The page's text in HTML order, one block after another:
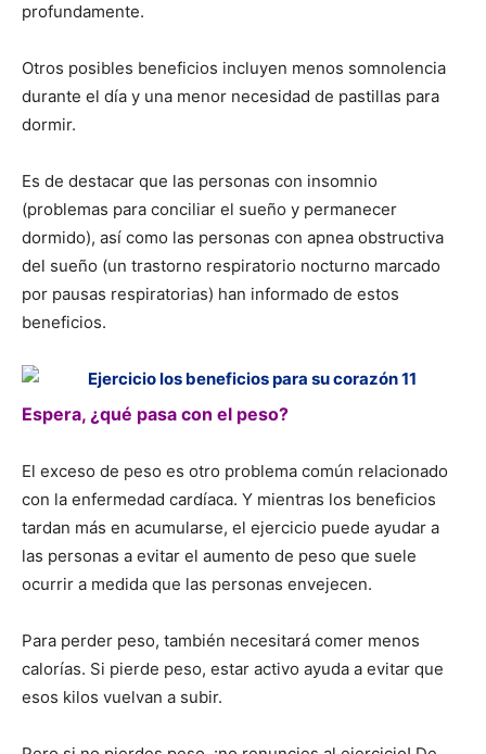
profundamente.
Otros posibles beneficios incluyen menos somnolencia
durante el día y una menor necesidad de pastillas para
dormir.
Es de destacar que las personas con insomnio
(problemas para conciliar el sueño y permanecer
dormido), así como las personas con apnea obstructiva
del sueño (un trastorno respiratorio nocturno marcado
por pausas respiratorias) han informado de estos
beneficios.
Espera, ¿qué pasa con el peso?
El exceso de peso es otro problema común relacionado
con la enfermedad cardíaca. Y mientras los beneficios
tardan más en acumularse, el ejercicio puede ayudar a
las personas a evitar el aumento de peso que suele
ocurrir a medida que las personas envejecen.
Para perder peso, también necesitará comer menos
calorías. Si pierde peso, estar activo ayuda a evitar que
esos kilos vuelvan a subir.